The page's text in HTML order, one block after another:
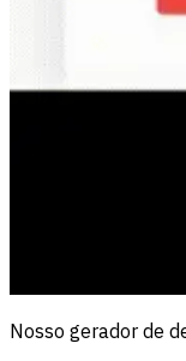
Nosso gerador de